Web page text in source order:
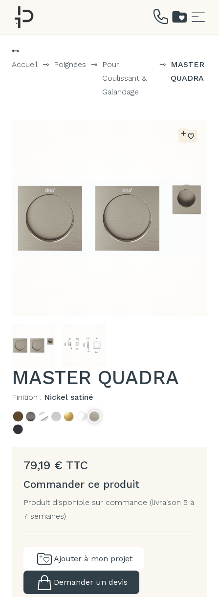
⊷
Accueil ⊸ Poignées ⊸
Pour
Coulissant &
Galandage
⊸
MASTER
QUADRA
MASTER QUADRA
Finition : Nickel satiné
79,19 € TTC
Commander ce produit
Produit disponible sur commande (livraison 5 à
7 semaines)
Ajouter à mon projet
Demander un devis